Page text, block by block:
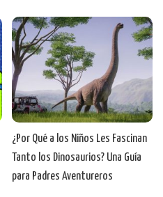
¿Por Qué a los Niños Les Fascinan
Tanto los Dinosaurios? Una Guía
para Padres Aventureros